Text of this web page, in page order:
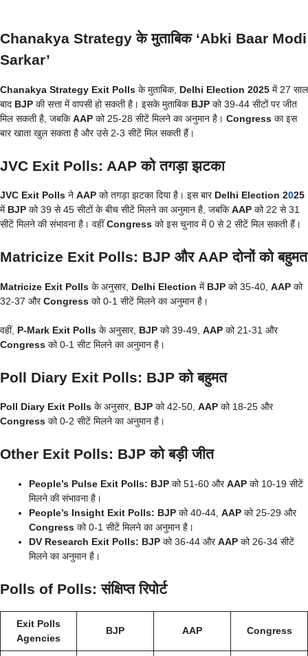
Chanakya Strategy के मुताबिक ‘Abki Baar Modi
Sarkar’
Chanakya Strategy Exit Polls के मुताबिक, Delhi Election 2025 में 27 साल
बाद BJP की सत्ता में वापसी हो सकती है। इसके मुताबिक BJP को 39-44 सीटों पर जीत
मिल सकती है, जबकिAAP को 25-28 सीटें मिलने का अनुमान है। Congress का इस
बार खाता खुल सकता है और उसे 2-3 सीटें मिल सकती हैं।
JVC Exit Polls: AAP को तगड़ा झटका
JVC Exit Polls ने AAP को तगड़ा झटका दिया है। इस बार Delhi Election 2025
में BJP को 39 से 45 सीटों के बीच सीटें मिलने का अनुमान है, जबकिAAP को 22 से 31
सीटें मिलने की संभावना है। वहींCongress को इस चुनाव में 0 से 2 सीटें मिल सकती हैं।
Matricize Exit Polls: BJP और AAP दोनों को बहुमत
Matricize Exit Polls के अनुसार, Delhi Election में BJP को 35-40, AAP को
32-37 औरCongress को 0-1 सीटें मिलने का अनुमान है।
वहीं, P-Mark Exit Polls के अनुसार, BJP को 39-49, AAP को 21-31 और
Congress को 0-1 सीट मिलने का अनुमान है।
Poll Diary Exit Polls: BJP को बहुमत
Poll Diary Exit Polls के अनुसार, BJP को 42-50, AAP को 18-25 और
Congress को 0-2 सीटें मिलने का अनुमान है।
Other Exit Polls: BJP को बड़ी जीत
People’s Pulse Exit Polls: BJP को 51-60 औरAAP को 10-19 सीटें
मिलने की संभावना है।
People’s Insight Exit Polls: BJP को 40-44, AAP को 25-29 और
Congress को 0-1 सीटें मिलने का अनुमान है।
DV Research Exit Polls: BJP को 36-44 औरAAP को 26-34 सीटें
मिलने का अनुमान है।
Polls of Polls: संक्षिप्त रिपोर्ट
Exit Polls
Agencies
BJP AAP Congress